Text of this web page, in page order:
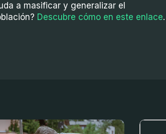
a masificar y generalizar el
Descubre cómo en este enlace.